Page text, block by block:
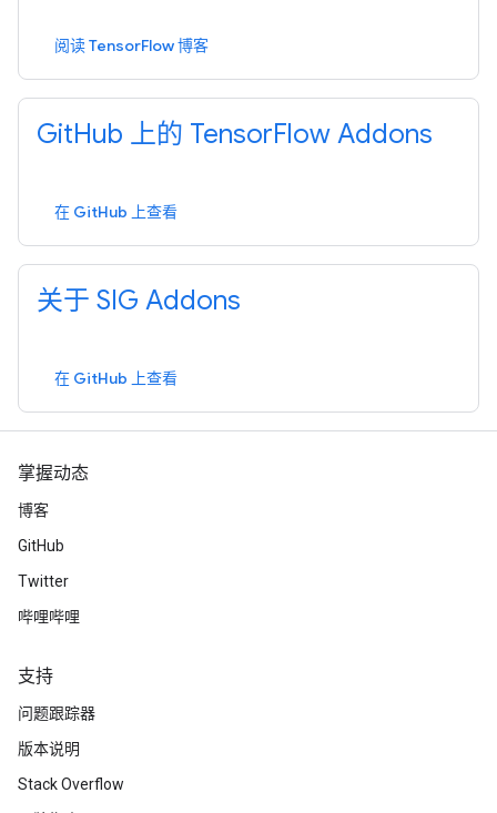
阅读 TensorFlow 博客
GitHub 上的 TensorFlow Addons
在 GitHub 上查看
关于 SIG Addons
在 GitHub 上查看
掌握动态
博客
GitHub
Twitter
哔哩哔哩
支持
问题跟踪器
版本说明
Stack Overflow